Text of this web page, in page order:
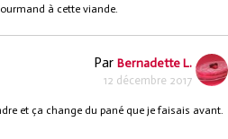
à cette viande.
Par Bernadette L.
12 décembre 2017
et ça change du pané que je faisais avant.